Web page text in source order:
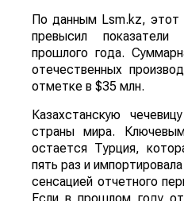
По данным Lsm.kz, этот
превысил показатели
прошлого года.
отечественных
отметке в $35 млн.
Казахстанскую
страны мира.
остается Турция,
пять раз и
сенсацией отчетного